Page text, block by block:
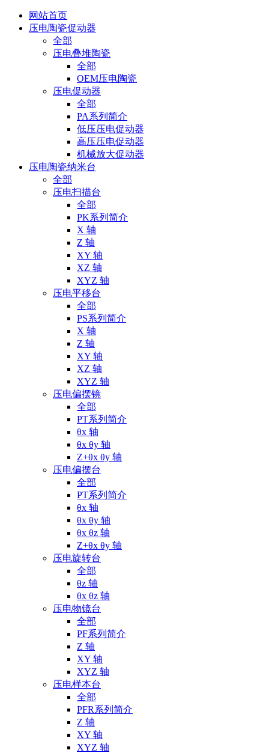
网站首页
压电陶瓷促动器
全部
压电叠堆陶瓷
全部
OEM压电陶瓷
压电促动器
全部
PA系列简介
低压压电促动器
高压压电促动器
机械放大促动器
压电陶瓷纳米台
全部
压电扫描台
全部
PK系列简介
X 轴
Z 轴
XY 轴
XZ 轴
XYZ 轴
压电平移台
全部
PS系列简介
X 轴
Z 轴
XY 轴
XZ 轴
XYZ 轴
压电偏摆镜
全部
PT系列简介
θx 轴
θx θy 轴
Z+θx θy 轴
压电偏摆台
全部
PT系列简介
θx 轴
θx θy 轴
θx θz 轴
Z+θx θy 轴
压电旋转台
全部
θz 轴
θx θz 轴
压电物镜台
全部
PF系列简介
Z 轴
XY 轴
XYZ 轴
压电样本台
全部
PFR系列简介
Z 轴
XY 轴
XYZ 轴